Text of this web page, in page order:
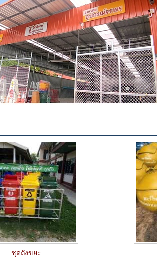
ชุดถังขยะ